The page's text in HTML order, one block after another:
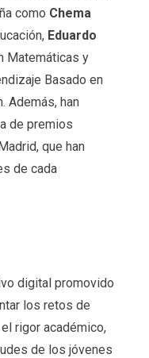
como Chema
Eduardo
Matemáticas y
Basado en
Además, han
de premios
que han
de cada
digital promovido
los retos de
rigor académico,
de los jóvenes